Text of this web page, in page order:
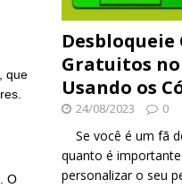
que
O
Desbloqueie
Gratuitos no
Usando os
24/08/2023 0
Se você é um fã
quanto é
personalizar o seu